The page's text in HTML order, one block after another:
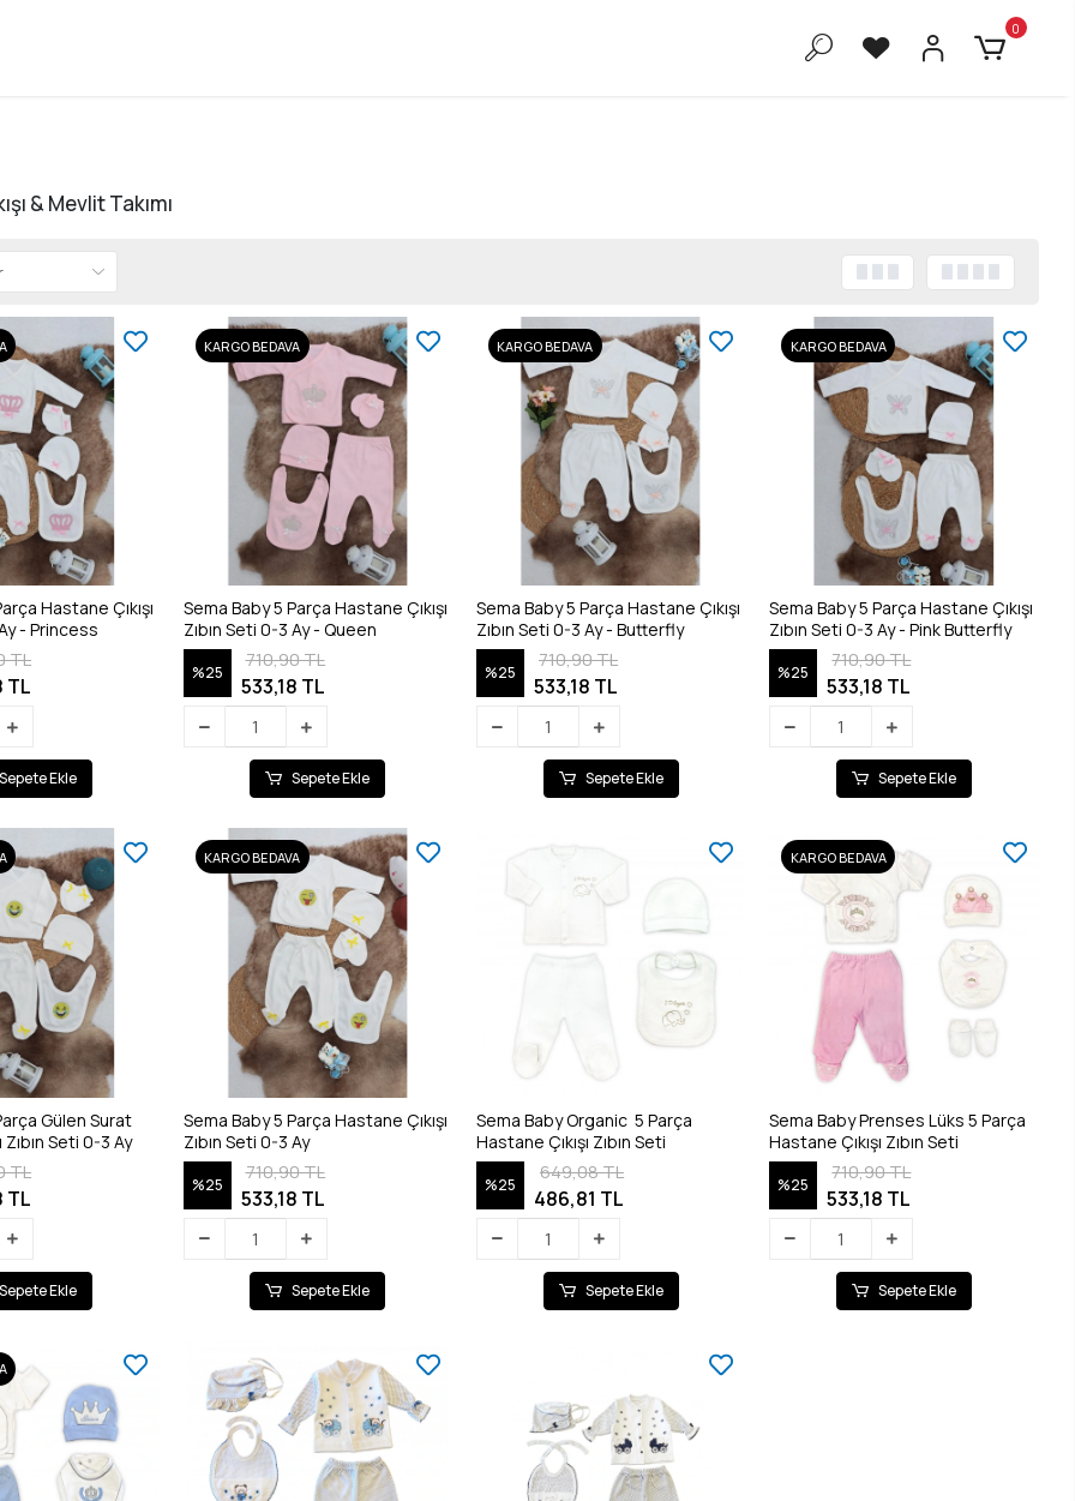
0
& Mevlit Takımı
Hastane Çıkışı
- Princess
TL
TL
Sepete Ekle
KARGO BEDAVA
Sema Baby 5 Parça Hastane Çıkışı
Zıbın Seti 0-3 Ay - Queen
%25
710,90 TL
533,18 TL
Sepete Ekle
KARGO BEDAVA
Sema Baby 5 Parça Hastane Çıkışı
Zıbın Seti 0-3 Ay - Butterfly
%25
710,90 TL
533,18 TL
Sepete Ekle
KARGO BEDAVA
Sema Baby 5 Parça Hastane Çıkışı
Zıbın Seti 0-3 Ay - Pink Butterfly
%25
710,90 TL
533,18 TL
Sepete Ekle
Gülen Surat
Zıbın Seti 0-3 Ay
TL
TL
Sepete Ekle
KARGO BEDAVA
Sema Baby 5 Parça Hastane Çıkışı
Zıbın Seti 0-3 Ay
%25
710,90 TL
533,18 TL
Sepete Ekle
Sema Baby Organic 5 Parça
Hastane Çıkışı Zıbın Seti
%25
649,08 TL
486,81 TL
Sepete Ekle
KARGO BEDAVA
Sema Baby Prenses Lüks 5 Parça
Hastane Çıkışı Zıbın Seti
%25
710,90 TL
533,18 TL
Sepete Ekle